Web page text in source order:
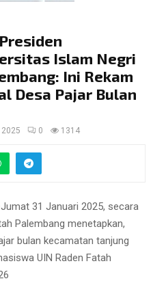
Islam Negri
Ini Rekam
Desa Pajar Bulan
2025 0 1314
31 Januari 2025, secara
Palembang menetapkan,
bulan kecamatan tanjung
UIN Raden Fatah